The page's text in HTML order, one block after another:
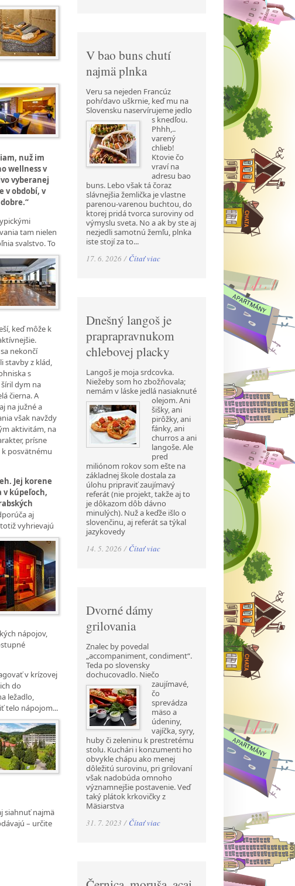
nuž im
wellness v
vyberanej
v období, v
tam nielen
svalstvo. To
keď môže k
nekončí
stavby z klád,
s
dym na
čierna. A
na južné a
však navždy
aktivitám, na
prísne
posvätnému
Jej korene
v kúpeľoch,
aj
vyhrievajú
nápojov,
v krízovej
do
ležadlo,
telo nápojom...
siahnuť najmä
– určite
V bao buns chutí
najmä plnka
Veru sa nejeden Francúz
pohŕdavo uškrnie, keď mu na
Slovensku naservírujeme jedlo
s knedľou.
Phhh,..
varený
chlieb!
Ktovie čo
vraví na
adresu bao
buns. Lebo však tá čoraz
slávnejšia žemlička je vlastne
parenou-varenou buchtou, do
ktorej pridá tvorca suroviny od
výmyslu sveta. No a ak by ste aj
nezjedli samotnú žemľu, plnka
iste stojí za to...
17. 6. 2026 / Čítať viac
Dnešný langoš je
praprapravnukom
chlebovej placky
Langoš je moja srdcovka.
Niežeby som ho zbožňovala;
nemám v láske jedlá nasiaknuté
olejom. Ani
šišky, ani
pirôžky, ani
fánky, ani
churros a ani
langoše. Ale
pred
miliónom rokov som ešte na
základnej škole dostala za
úlohu pripraviť zaujímavý
referát (nie projekt, takže aj to
je dôkazom dôb dávno
minulých). Nuž a keďže išlo o
slovenčinu, aj referát sa týkal
jazykovedy
14. 5. 2026 / Čítať viac
Dvorné dámy
grilovania
Znalec by povedal
„accompaniment, condiment“.
Teda po slovensky
dochucovadlo. Niečo
zaujímavé,
čo
sprevádza
mäso a
údeniny,
vajíčka, syry,
huby či zeleninu k prestretému
stolu. Kuchári i konzumenti ho
obvykle chápu ako menej
dôležitú surovinu, pri grilovaní
však nadobúda omnoho
významnejšie postavenie. Veď
taký plátok krkovičky z
Mäsiarstva
31. 7. 2023 / Čítať viac